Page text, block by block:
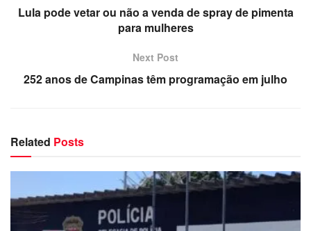
Lula pode vetar ou não a venda de spray de pimenta
para mulheres
Next Post
252 anos de Campinas têm programação em julho
Related Posts